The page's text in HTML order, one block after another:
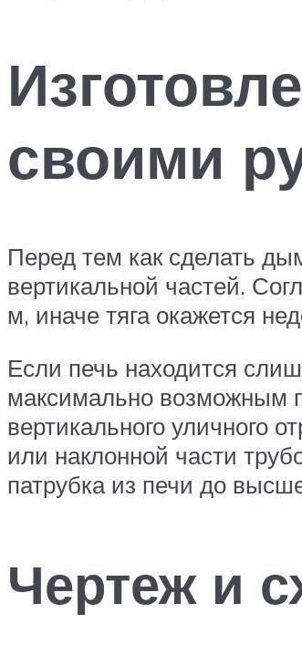
своими
Перед тем как сделать
вертикальной частей.
м, иначе тяга окажется
Если печь находится
максимально возможным
вертикального уличного
или наклонной части
патрубка из печи до
Чертеж и